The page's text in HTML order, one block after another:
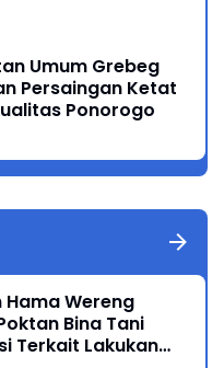
Umum Grebeg
Persaingan Ketat
Ponorogo
Wereng
Bina Tani
Terkait Lakukan